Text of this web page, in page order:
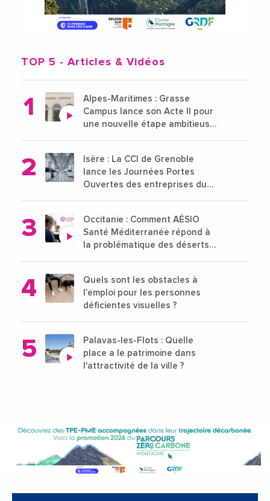
TOP 5 - Articles & Vidéos
Alpes-Maritimes : Grasse
Campus lance son Acte II pour
une nouvelle étape ambitieuse
Isère : La CCI de Grenoble
lance les Journées Portes
Ouvertes des entreprises du
Occitanie : Comment AÉSIO
Santé Méditerranée répond à
la problématique des déserts
Quels sont les obstacles à
l’emploi pour les personnes
déficientes visuelles ?
Palavas-les-Flots : Quelle
place a le patrimoine dans
l'attractivité de la ville ?